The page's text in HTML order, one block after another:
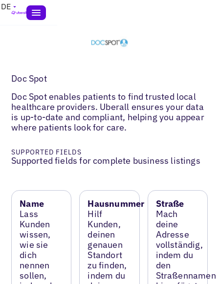
DE
Doc Spot
Doc Spot enables patients to find trusted local
healthcare providers. Uberall ensures your data
is up-to-date and compliant, helping you appear
where patients look for care.
SUPPORTED FIELDS
Supported fields for complete business listings
Name
Lass
Kunden
wissen,
wie sie
dich
nennen
sollen,
Hausnummer
Hilf
Kunden,
deinen
genauen
Standort
zu finden,
indem du
Straße
Mach
deine
Adresse
vollständig,
indem du
den
Straßennamen